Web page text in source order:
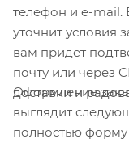
телефон и e-
уточнит условия
вам придет
почту или через
доставки и
Оформление
выглядит
полностью